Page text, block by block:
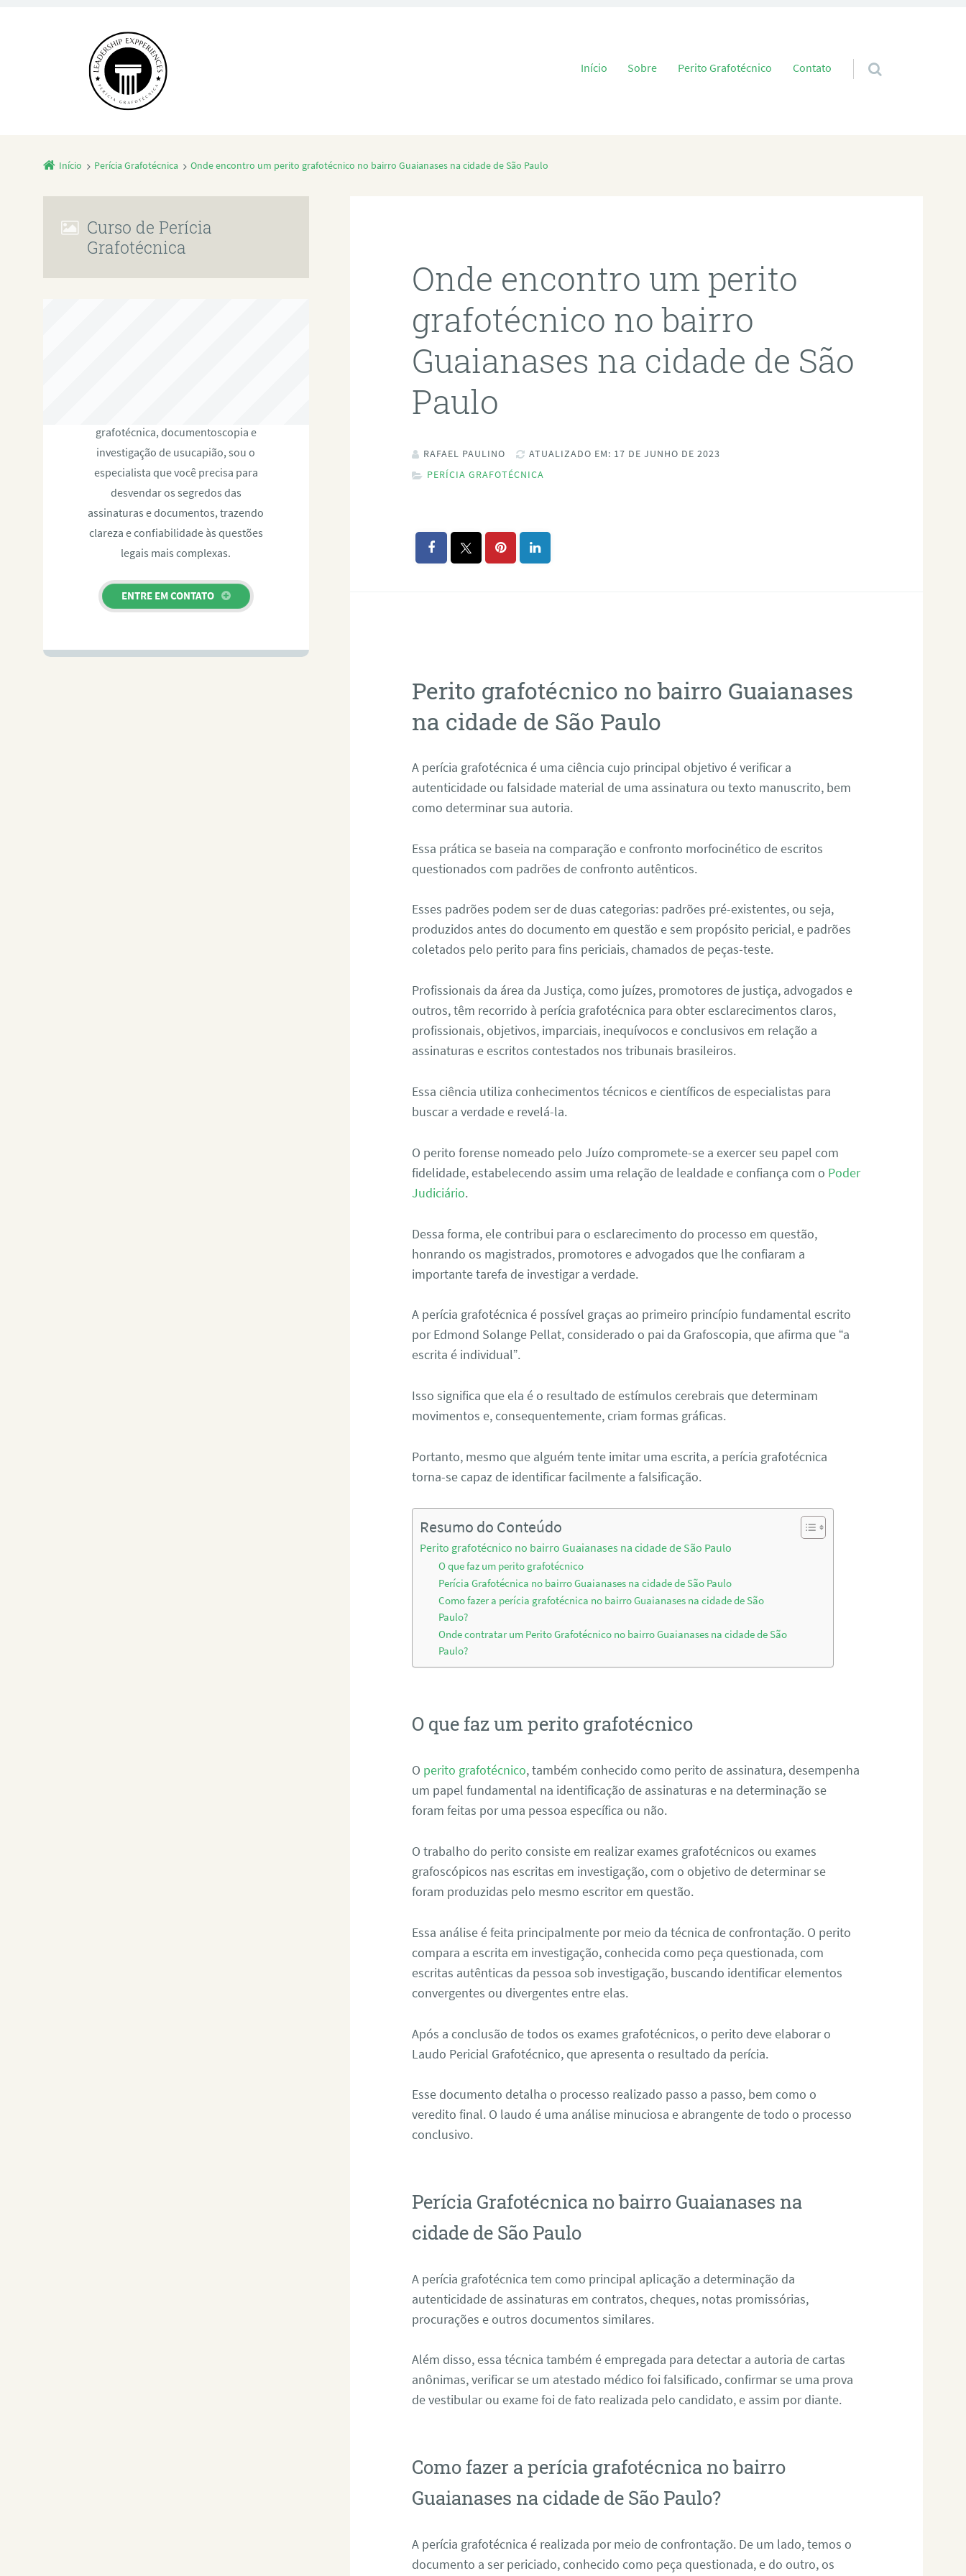
Pular para o conteúdo
Início Sobre Perito Grafotécnico Contato
Início Perícia Grafotécnica Onde encontro um perito grafotécnico no bairro Guaianases na cidade de São Paulo
Onde encontro um perito
grafotécnico no bairro
Guaianases na cidade de São
Paulo
RAFAEL PAULINO
ATUALIZADO EM: 17 DE JUNHO DE 2023
PERÍCIA GRAFOTÉCNICA
Perito grafotécnico no bairro Guaianases
na cidade de São Paulo
A perícia grafotécnica é uma ciência cujo principal objetivo é verificar a
autenticidade ou falsidade material de uma assinatura ou texto manuscrito, bem
como determinar sua autoria.
Essa prática se baseia na comparação e confronto morfocinético de escritos
questionados com padrões de confronto autênticos.
Esses padrões podem ser de duas categorias: padrões pré-existentes, ou seja,
produzidos antes do documento em questão e sem propósito pericial, e padrões
coletados pelo perito para fins periciais, chamados de peças-teste.
Profissionais da área da Justiça, como juízes, promotores de justiça, advogados e
outros, têm recorrido à perícia grafotécnica para obter esclarecimentos claros,
profissionais, objetivos, imparciais, inequívocos e conclusivos em relação a
assinaturas e escritos contestados nos tribunais brasileiros.
Essa ciência utiliza conhecimentos técnicos e científicos de especialistas para
buscar a verdade e revelá-la.
O perito forense nomeado pelo Juízo compromete-se a exercer seu papel com
fidelidade, estabelecendo assim uma relação de lealdade e confiança com o Poder
Judiciário.
Dessa forma, ele contribui para o esclarecimento do processo em questão,
honrando os magistrados, promotores e advogados que lhe confiaram a
importante tarefa de investigar a verdade.
A perícia grafotécnica é possível graças ao primeiro princípio fundamental escrito
por Edmond Solange Pellat, considerado o pai da Grafoscopia, que afirma que “a
escrita é individual”.
Isso significa que ela é o resultado de estímulos cerebrais que determinam
movimentos e, consequentemente, criam formas gráficas.
Portanto, mesmo que alguém tente imitar uma escrita, a perícia grafotécnica
torna-se capaz de identificar facilmente a falsificação.
Resumo do Conteúdo
Perito grafotécnico no bairro Guaianases na cidade de São Paulo
O que faz um perito grafotécnico
Perícia Grafotécnica no bairro Guaianases na cidade de São Paulo
Como fazer a perícia grafotécnica no bairro Guaianases na cidade de São
Paulo?
Onde contratar um Perito Grafotécnico no bairro Guaianases na cidade de São
Paulo?
O que faz um perito grafotécnico
O perito grafotécnico, também conhecido como perito de assinatura, desempenha
um papel fundamental na identificação de assinaturas e na determinação se
foram feitas por uma pessoa específica ou não.
O trabalho do perito consiste em realizar exames grafotécnicos ou exames
grafoscópicos nas escritas em investigação, com o objetivo de determinar se
foram produzidas pelo mesmo escritor em questão.
Essa análise é feita principalmente por meio da técnica de confrontação. O perito
compara a escrita em investigação, conhecida como peça questionada, com
escritas autênticas da pessoa sob investigação, buscando identificar elementos
convergentes ou divergentes entre elas.
Após a conclusão de todos os exames grafotécnicos, o perito deve elaborar o
Laudo Pericial Grafotécnico, que apresenta o resultado da perícia.
Esse documento detalha o processo realizado passo a passo, bem como o
veredito final. O laudo é uma análise minuciosa e abrangente de todo o processo
conclusivo.
Perícia Grafotécnica no bairro Guaianases na
cidade de São Paulo
A perícia grafotécnica tem como principal aplicação a determinação da
autenticidade de assinaturas em contratos, cheques, notas promissórias,
procurações e outros documentos similares.
Além disso, essa técnica também é empregada para detectar a autoria de cartas
anônimas, verificar se um atestado médico foi falsificado, confirmar se uma prova
de vestibular ou exame foi de fato realizada pelo candidato, e assim por diante.
Como fazer a perícia grafotécnica no bairro
Guaianases na cidade de São Paulo?
A perícia grafotécnica é realizada por meio de confrontação. De um lado, temos o
documento a ser periciado, conhecido como peça questionada, e do outro, os
Curso de Perícia
Grafotécnica
grafotécnica, documentoscopia e
investigação de usucapião, sou o
especialista que você precisa para
desvendar os segredos das
assinaturas e documentos, trazendo
clareza e confiabilidade às questões
legais mais complexas.
ENTRE EM CONTATO